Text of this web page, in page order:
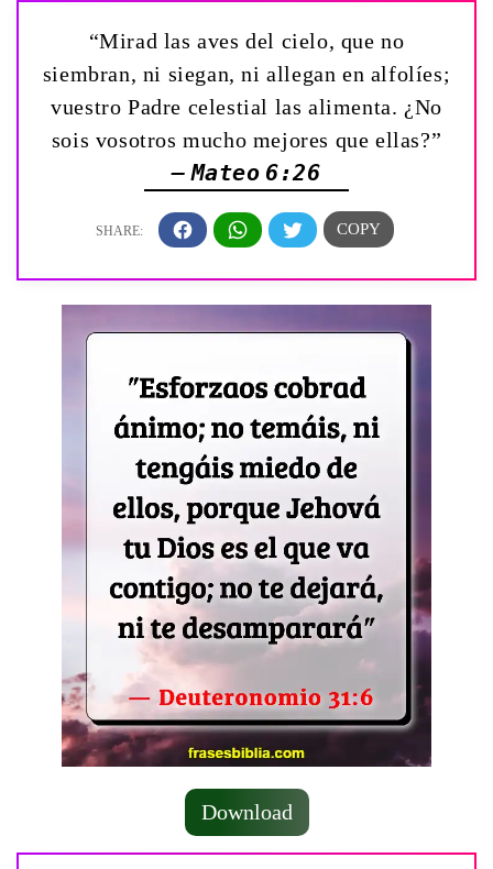
“Mirad las aves del cielo, que no
siembran, ni siegan, ni allegan en alfolíes;
vuestro Padre celestial las alimenta. ¿No
sois vosotros mucho mejores que ellas?”
— Mateo 6:26
Download